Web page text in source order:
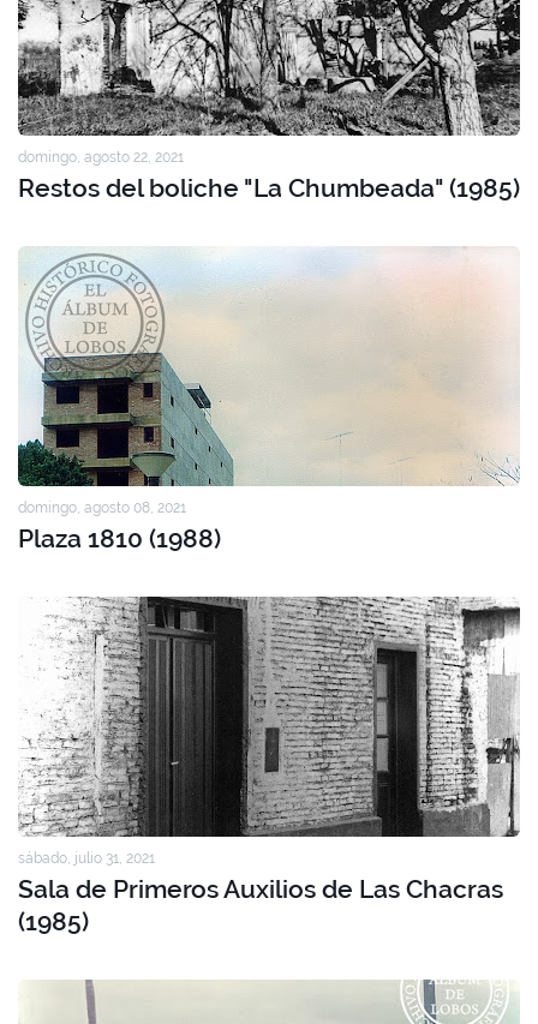
domingo, agosto 22, 2021
Restos del boliche "La Chumbeada" (1985)
domingo, agosto 08, 2021
Plaza 1810 (1988)
sábado, julio 31, 2021
Sala de Primeros Auxilios de Las Chacras
(1985)